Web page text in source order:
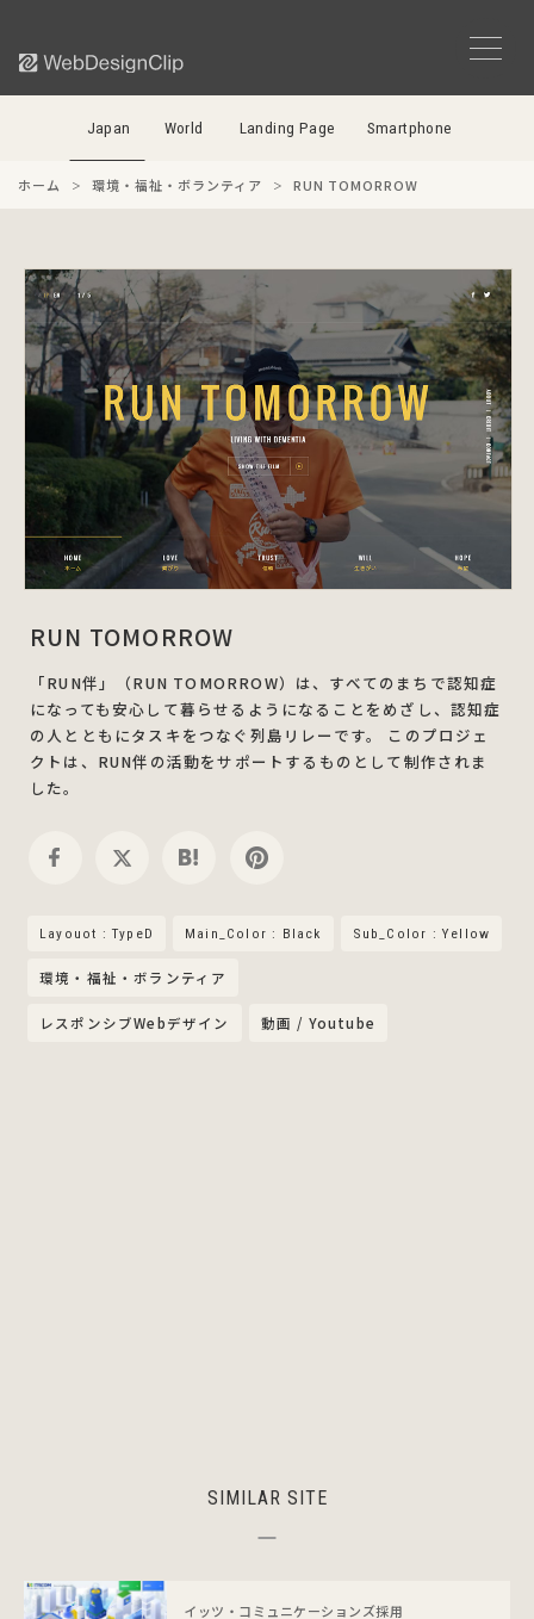
Japan World Landing Page Smartphone
ホーム 環境・福祉・ボランティア RUN TOMORROW
RUN TOMORROW
「RUN伴」（RUN TOMORROW）は、すべてのまちで認知症
になっても安心して暮らせるようになることをめざし、認知症
の人とともにタスキをつなぐ列島リレーです。 このプロジェ
クトは、RUN伴の活動をサポートするものとして制作されま
した。
Layouot : TypeD Main_Color : Black Sub_Color : Yellow
環境・福祉・ボランティア
レスポンシブWebデザイン 動画 / Youtube
SIMILAR SITE
イッツ・コミュニケーションズ採用